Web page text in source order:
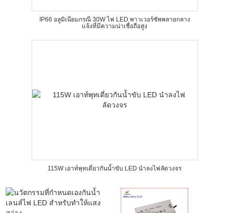
IP66 อลูมิเนียมกรณี 30W ไฟ LED พาวเวอร์ซัพพลายกลาง
แจ้งที่มีความน่าเชื่อถือสูง
115W เอาท์พุทเดี่ยวกันน้ำขับ LED นำลงไฟลัดวงจร